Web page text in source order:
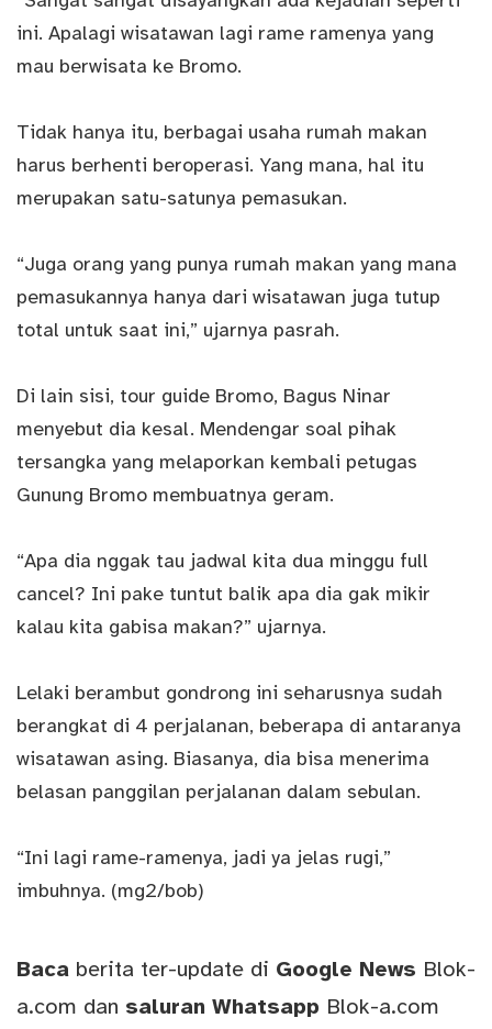
ini. Apalagi wisatawan lagi rame ramenya yang
mau berwisata ke Bromo.
Tidak hanya itu, berbagai usaha rumah makan
harus berhenti beroperasi. Yang mana, hal itu
merupakan satu-satunya pemasukan.
“Juga orang yang punya rumah makan yang mana
pemasukannya hanya dari wisatawan juga tutup
total untuk saat ini,” ujarnya pasrah.
Di lain sisi, tour guide Bromo, Bagus Ninar
menyebut dia kesal. Mendengar soal pihak
tersangka yang melaporkan kembali petugas
Gunung Bromo membuatnya geram.
“Apa dia nggak tau jadwal kita dua minggu full
cancel? Ini pake tuntut balik apa dia gak mikir
kalau kita gabisa makan?” ujarnya.
Lelaki berambut gondrong ini seharusnya sudah
berangkat di 4 perjalanan, beberapa di antaranya
wisatawan asing. Biasanya, dia bisa menerima
belasan panggilan perjalanan dalam sebulan.
“Ini lagi rame-ramenya, jadi ya jelas rugi,”
imbuhnya. (mg2/bob)
Baca berita ter-update di Google News Blok-
a.com dan saluran Whatsapp Blok-a.com